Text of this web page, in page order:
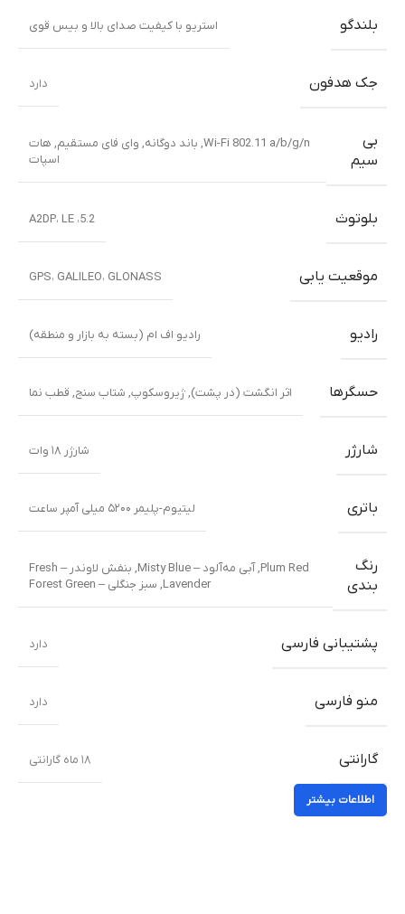
بلندگو استریو با کیفیت صدای بالا و بیس قوی
جک هدفون دارد
بی
سیم
Wi-Fi 802.11 a/b/g/n, باند دوگانه, وای فای مستقیم, هات
اسپات
بلوتوث 5.2، A2DP، LE
موقعیت یابی GPS، GALILEO، GLONASS
رادیو رادیو اف ام (بسته به بازار و منطقه)
حسگرها اثر انگشت (در پشت),ژیروسکوپ, شتاب سنج, قطب نما
شارژر شارژر ۱۸ وات
باتری لیتیوم-پلیمر ۵۲۰۰ میلی آمپر ساعت
رنگ
بندی
Plum Red
,آبی مه‌آلود – Misty Blue ,
بنفش لاوندر – Fresh
Lavender
, سبز جنگلی – Forest Green
پشتیبانی فارسی دارد
منو فارسی دارد
گارانتی ۱۸ ماه گارانتی
اطلاعات بیشتر